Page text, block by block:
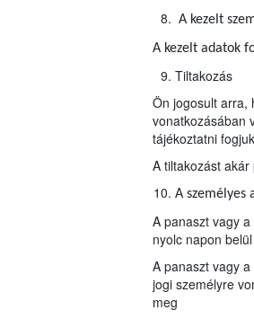
A kezelt
A kezelt adatok
Tiltakozás
Ön jogosult arra,
vonatkozásában
tájékoztatni
A tiltakozást
A személyes
A panaszt vagy
nyolc napon
A panaszt vagy
jogi személyre
meg